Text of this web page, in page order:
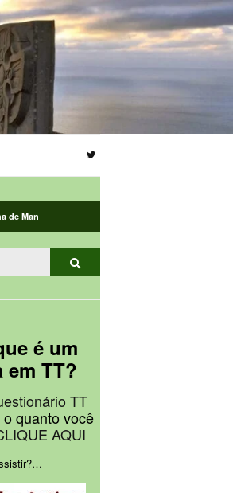
de Man
Procurar
é um
em TT?
TT
quanto você
AQUI